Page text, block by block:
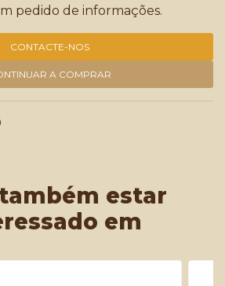
pedido de informações.
CONTACTE-NOS
A COMPRAR
estar
em